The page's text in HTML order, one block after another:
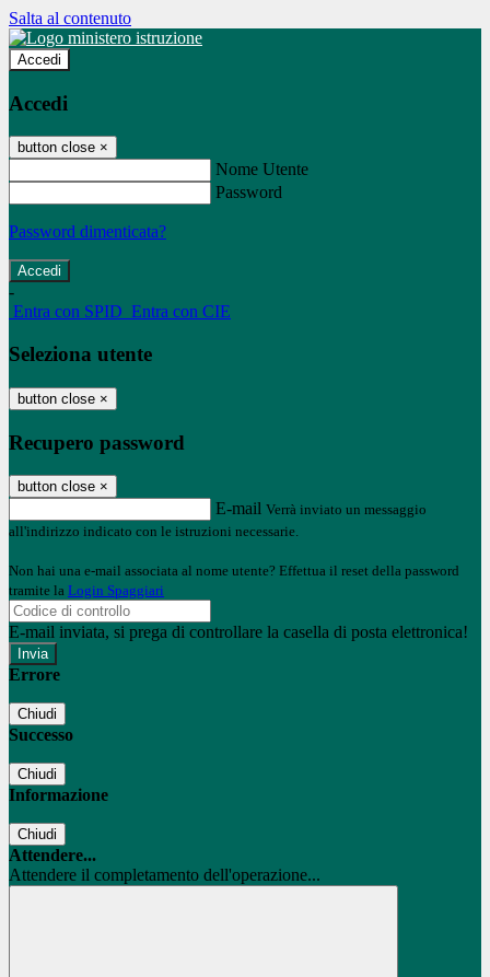
Salta al contenuto
Accedi
Accedi
button close ×
Nome Utente
Password
Password dimenticata?
-
Entra con SPID Entra con CIE
Seleziona utente
button close ×
Recupero password
button close ×
E-mail Verrà inviato un messaggio
all'indirizzo indicato con le istruzioni necessarie.
Non hai una e-mail associata al nome utente? Effettua il reset della password
tramite la Login Spaggiari
E-mail inviata, si prega di controllare la casella di posta elettronica!
Errore
Chiudi
Successo
Chiudi
Informazione
Chiudi
Attendere...
Attendere il completamento dell'operazione...